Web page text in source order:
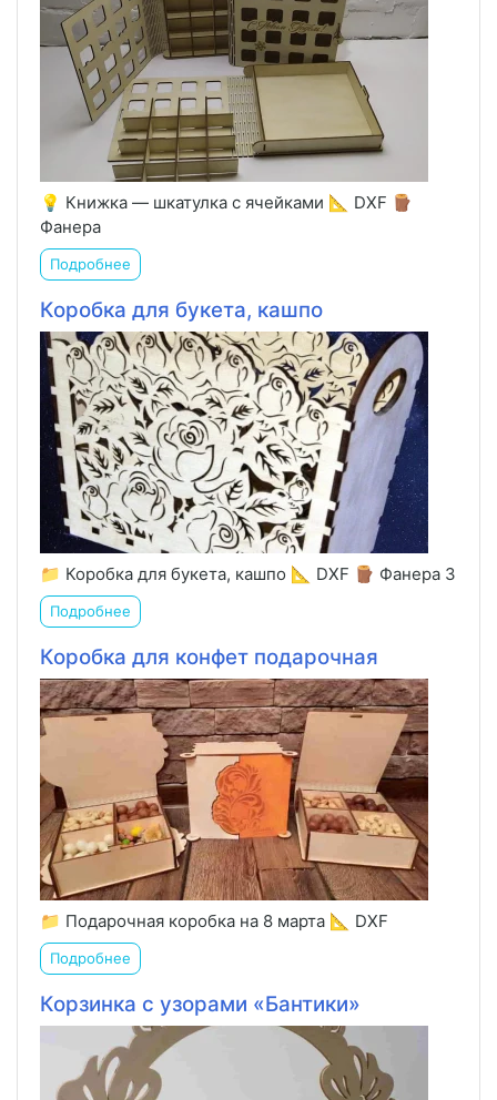
💡 Книжка — шкатулка с ячейками 📐 DXF 🪵
Фанера
Подробнее
Коробка для букета, кашпо
📁 Коробка для букета, кашпо 📐 DXF 🪵 Фанера 3
Подробнее
Коробка для конфет подарочная
📁 Подарочная коробка на 8 марта 📐 DXF
Подробнее
Корзинка с узорами «Бантики»